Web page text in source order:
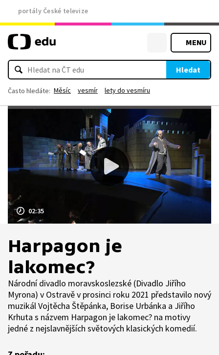
portály České televize
MENU
Hledat
Často hledáte: Měsíc vesmír lety do vesmíru
02:35
Harpagon je
lakomec?
Národní divadlo moravskoslezské (Divadlo Jiřího
Myrona) v Ostravě v prosinci roku 2021 představilo nový
muzikál Vojtěcha Štěpánka, Borise Urbánka a Jiřího
Krhuta s názvem Harpagon je lakomec? na motivy
jedné z nejslavnějších světových klasických komedií.